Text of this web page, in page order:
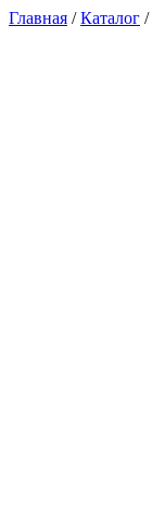
Главная /Каталог /